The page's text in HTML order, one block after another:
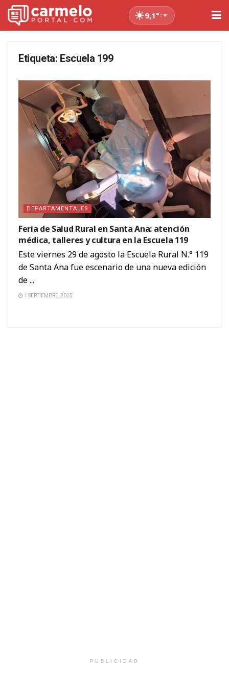
9,1°↑
Etiqueta: Escuela 199
DEPARTAMENTALES
Feria de Salud Rural en Santa Ana: atención
médica, talleres y cultura en la Escuela 119
Este viernes 29 de agosto la Escuela Rural N.° 119
de Santa Ana fue escenario de una nueva edición
de ...
1 SEPTIEMBRE, 2025
PUBLICIDAD